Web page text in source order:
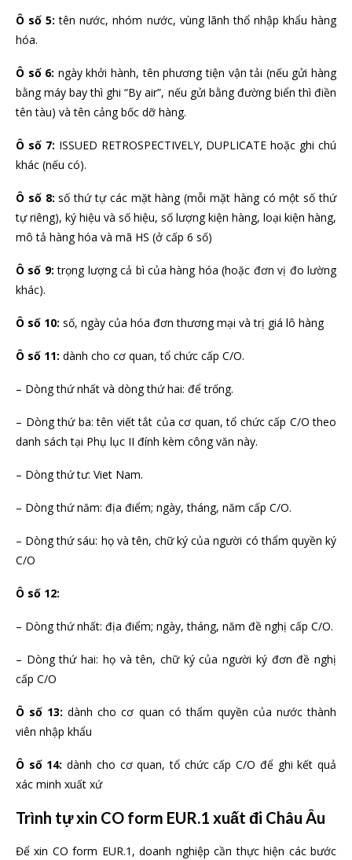
Ô số 5: tên nước, nhóm nước, vùng lãnh thổ nhập khẩu hàng
hóa.
Ô số 6: ngày khởi hành, tên phương tiện vận tải (nếu gửi hàng
bằng máy bay thì ghi “By air”, nếu gửi bằng đường biển thì điền
tên tàu) và tên cảng bốc dỡ hàng.
Ô số 7: ISSUED RETROSPECTIVELY, DUPLICATE hoặc ghi chú
khác (nếu có).
Ô số 8: số thứ tự các mặt hàng (mỗi mặt hàng có một số thứ
tự riêng), ký hiệu và số hiệu, số lượng kiện hàng, loại kiện hàng,
mô tả hàng hóa và mã HS (ở cấp 6 số)
Ô số 9: trọng lượng cả bì của hàng hóa (hoặc đơn vị đo lường
khác).
Ô số 10: số, ngày của hóa đơn thương mại và trị giá lô hàng
Ô số 11: dành cho cơ quan, tổ chức cấp C/O.
– Dòng thứ nhất và dòng thứ hai: để trống.
– Dòng thứ ba: tên viết tắt của cơ quan, tổ chức cấp C/O theo
danh sách tại Phụ lục II đính kèm công văn này.
– Dòng thứ tư: Viet Nam.
– Dòng thứ năm: địa điểm; ngày, tháng, năm cấp C/O.
– Dòng thứ sáu: họ và tên, chữ ký của người có thẩm quyền ký
C/O
Ô số 12:
– Dòng thứ nhất: địa điểm; ngày, tháng, năm đề nghị cấp C/O.
– Dòng thứ hai: họ và tên, chữ ký của người ký đơn đề nghị
cấp C/O
Ô số 13: dành cho cơ quan có thẩm quyền của nước thành
viên nhập khẩu
Ô số 14: dành cho cơ quan, tổ chức cấp C/O để ghi kết quả
xác minh xuất xứ
Trình tự xin CO form EUR.1 xuất đi Châu Âu
Để xin CO form EUR.1, doanh nghiệp cần thực hiện các bước